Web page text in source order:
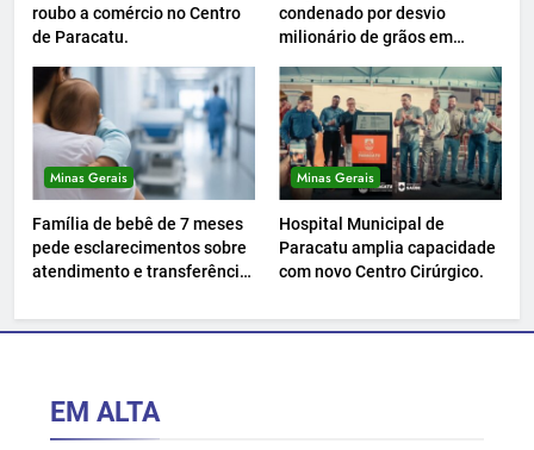
roubo a comércio no Centro
de Paracatu.
condenado por desvio
milionário de grãos em
Minas Gerais
Família de bebê de 7 meses
pede esclarecimentos sobre
atendimento e transferência
Minas Gerais
Hospital Municipal de
Paracatu amplia capacidade
com novo Centro Cirúrgico.
EM ALTA